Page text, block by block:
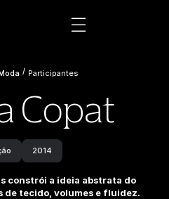
/ Participantes
Copat
2014
constrói a ideia abstrata do
de tecido, volumes e fluidez.